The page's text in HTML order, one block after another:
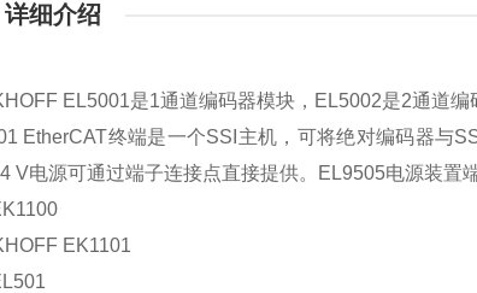
详细介绍
EL5001是1通道编码器模块，EL5002是2通道编
EtherCAT终端是一个SSI主机，可将绝对编码器与
V电源可通过端子连接点直接提供。EL9505电源装置
EK1101